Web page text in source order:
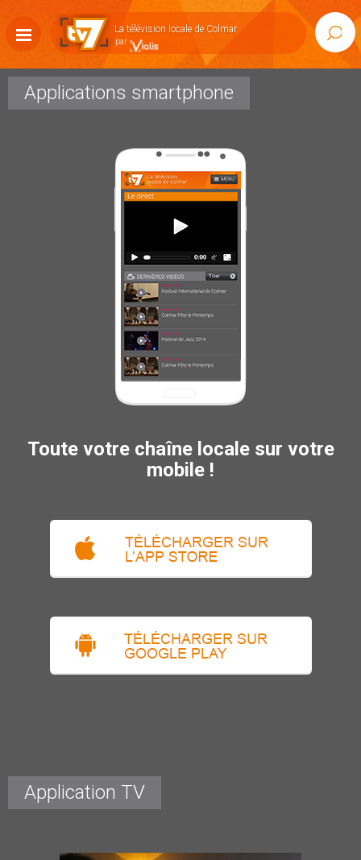
contenuAfficher
la
navigation
La télévision locale de Colmar
Applications smartphone
Toute votre chaîne locale sur votre
mobile !
Application TV